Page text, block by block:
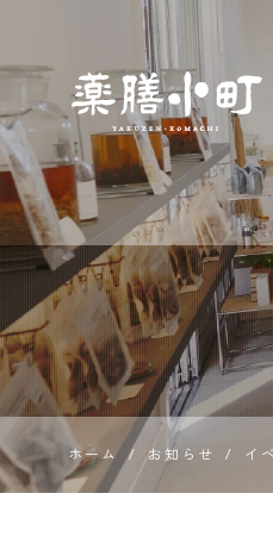
薬膳とス
パイス専
門店 薬膳
小町
ホーム / お知らせ / イ